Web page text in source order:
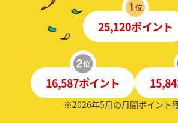
25,120ポイント
16,587ポイント
※2026年5月の月間ポイント